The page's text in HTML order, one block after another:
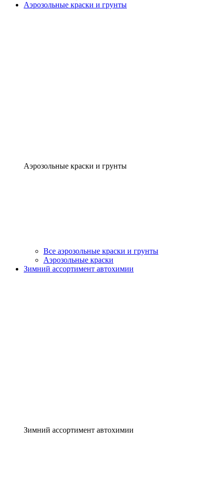
Аэрозольные краски и грунты
Аэрозольные краски и грунты
Все аэрозольные краски и грунты
Аэрозольные краски
Зимний ассортимент автохимии
Зимний ассортимент автохимии